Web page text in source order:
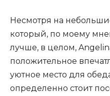
Несмотря на
который, по моему
лучше, в целом,
положительное
уютное место для
определенно стоит